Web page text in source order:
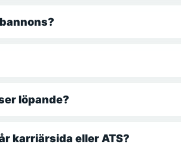
löpande?
karriärsida eller ATS?